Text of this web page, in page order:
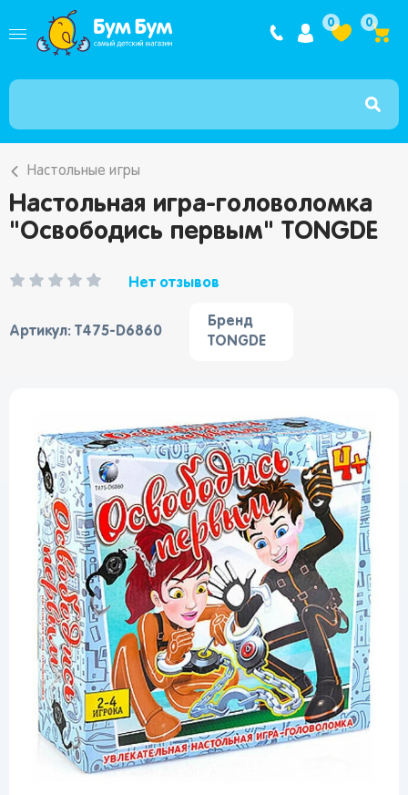
Интернет
0 0
Настольные игры
Настольная игра-головоломка
"Освободись первым" TONGDE
Нет отзывов
Артикул: T475-D6860
Бренд
TONGDE